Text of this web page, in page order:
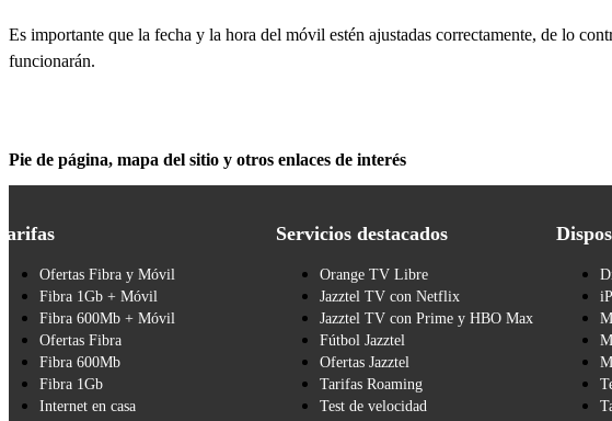
Es importante que la fecha y la hora del móvil estén ajustadas correctamente, de lo
funcionarán.
Pie de página, mapa del sitio y otros enlaces de interés
Ofertas Fibra y Móvil
Fibra 1Gb + Móvil
Fibra 600Mb + Móvil
Ofertas Fibra
Fibra 600Mb
Fibra 1Gb
Internet en casa
Servicios destacados
Orange TV Libre
Jazztel TV con Netflix
Jazztel TV con Prime y HBO Max
Fútbol Jazztel
Ofertas Jazztel
Tarifas Roaming
Test de velocidad